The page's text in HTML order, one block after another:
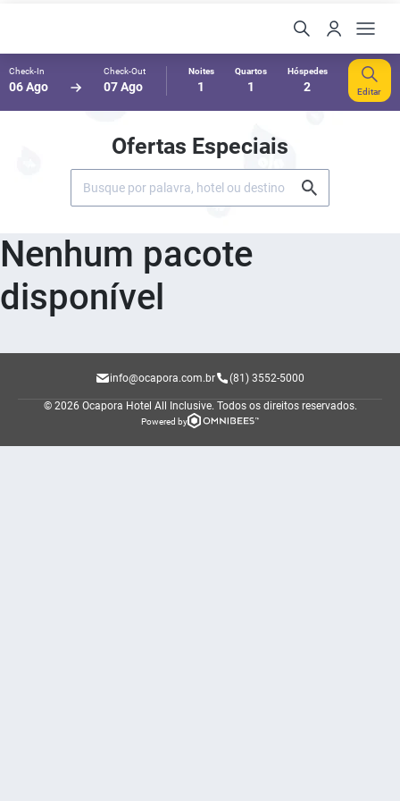
Check-In
06 Ago
Check-Out
07 Ago
Noites
1
Quartos
1
Hóspedes
2 Editar
Ofertas Especiais
Nenhum pacote
disponível
info@ocapora.com.br (81) 3552-5000
© 2026 Ocapora Hotel All Inclusive. Todos os direitos reservados.
Powered by